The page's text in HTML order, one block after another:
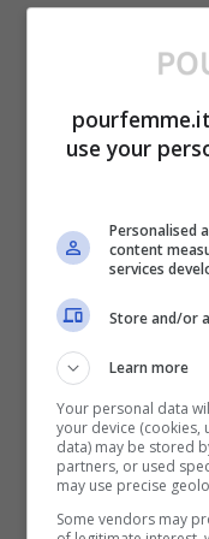
Usa
sempre
anche
Scegli
Immergi
use your
Personalised
content
services
Store and/or
Learn more
Your personal data
your device (cookies,
data) may be stored
partners, or used
may use precise
Some vendors may